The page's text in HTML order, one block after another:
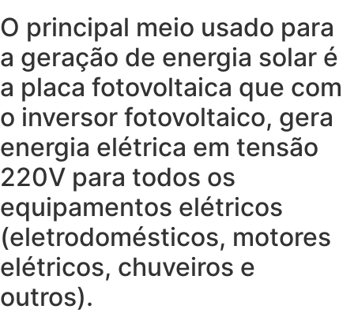
O principal meio usado para
a geração de energia solar é
a placa fotovoltaica que com
o inversor fotovoltaico, gera
energia elétrica em tensão
220V para todos os
equipamentos elétricos
(eletrodomésticos, motores
elétricos, chuveiros e
outros).